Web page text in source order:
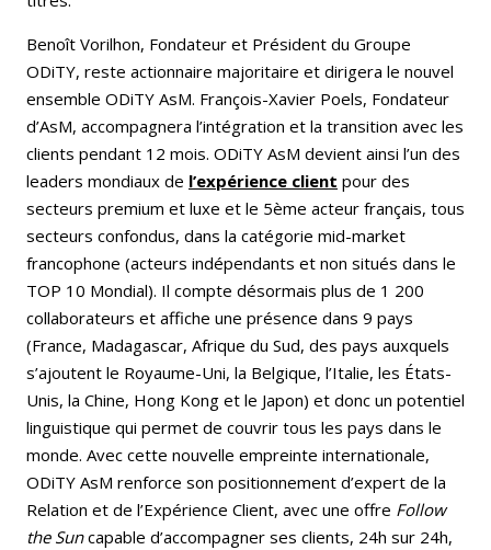
Benoît Vorilhon, Fondateur et Président du Groupe
ODiTY, reste actionnaire majoritaire et dirigera le nouvel
ensemble ODiTY AsM. François-Xavier Poels, Fondateur
d’AsM, accompagnera l’intégration et la transition avec les
clients pendant 12 mois. ODiTY AsM devient ainsi l’un des
leaders mondiaux de l’expérience client pour des
secteurs premium et luxe et le 5ème acteur français, tous
secteurs confondus, dans la catégorie mid-market
francophone (acteurs indépendants et non situés dans le
TOP 10 Mondial). Il compte désormais plus de 1 200
collaborateurs et affiche une présence dans 9 pays
(France, Madagascar, Afrique du Sud, des pays auxquels
s’ajoutent le Royaume-Uni, la Belgique, l’Italie, les États-
Unis, la Chine, Hong Kong et le Japon) et donc un potentiel
linguistique qui permet de couvrir tous les pays dans le
monde. Avec cette nouvelle empreinte internationale,
ODiTY AsM renforce son positionnement d’expert de la
Relation et de l’Expérience Client, avec une offre Follow
the Suncapable d’accompagner ses clients, 24h sur 24h,